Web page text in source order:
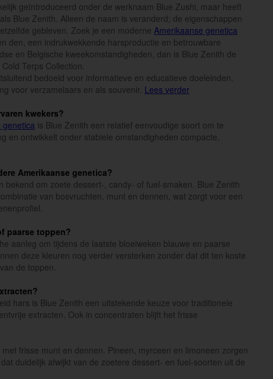
geïntroduceerd onder de werknaam Blue Zushi, maar heeft
Blue Zenith. Alleen de naam is veranderd; de eigenschappen
gebleven. Zoek je een moderne Amerikaanse genetica
den, een indrukwekkende harsproductie en betrouwbare
en Belgische kweekomstandigheden, dan is Blue Zenith de
Terps Collection.
bedoeld voor informatieve en educatieve doeleinden.
voor verzamelaars en als souvenir. Lees verder
kwekers?
genetica is Blue Zenith een relatief eenvoudige soort om te
en ontwikkelt onder stabiele omstandigheden compacte,
Amerikaanse genetica?
bekend om zoete dessert-, candy- of fuel-smaken. Blue Zenith
van bosvruchten, munt en dennen, wat zorgt voor een
paarse toppen?
aanleg om tijdens de laatste bloeiweken blauwe en paarse
deze kleuren nog verder versterken zonder dat dit ten koste
de toppen.
hars is Blue Zenith een uitstekende keuze voor traditionele
extracten. Ook in concentraten blijft het frisse
frisse munt en dennen. Pineen, myrceen en limoneen zorgen
duidelijk afwijkt van de zoetere dessert- en fuel-soorten uit de